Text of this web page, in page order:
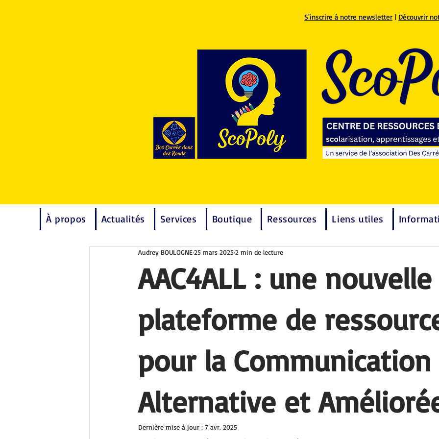
S'inscrire à notre newsletter | Découvrir
À propos Actualités Services Boutique Ressources Liens utiles
AAC4ALL : une nouvelle
plateforme de
pour la Communication
Alternative et
Audrey BOULOGNE25 mars 20252 min de lecture
Dernière mise à jour : 7 avr. 2025